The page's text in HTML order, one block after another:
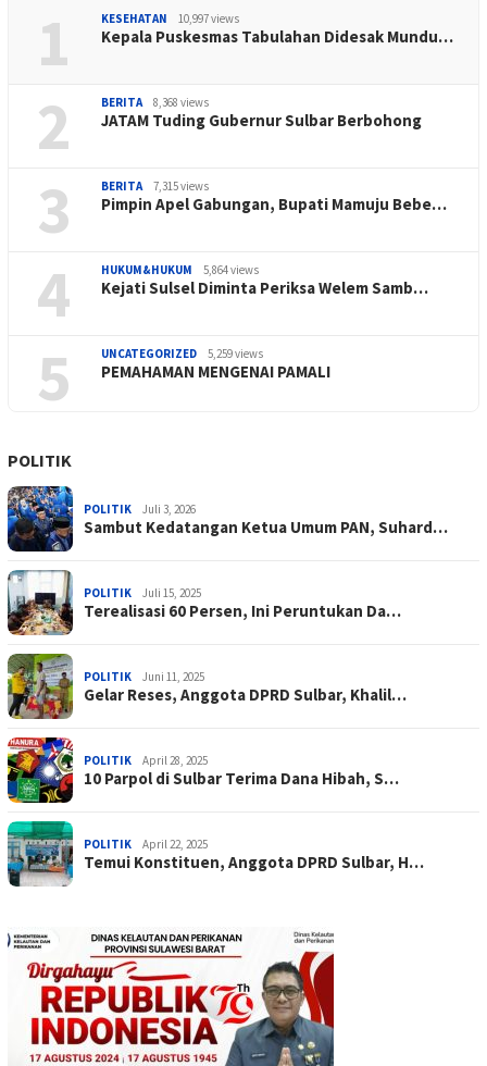
1 KESEHATAN 10,997 views
Kepala Puskesmas Tabulahan Didesak Mundu…
2 BERITA 8,368 views
JATAM Tuding Gubernur Sulbar Berbohong
3 BERITA 7,315 views
Pimpin Apel Gabungan, Bupati Mamuju Bebe…
4 HUKUM&HUKUM 5,864 views
Kejati Sulsel Diminta Periksa Welem Samb…
5 UNCATEGORIZED 5,259 views
PEMAHAMAN MENGENAI PAMALI
POLITIK
POLITIK Juli 3, 2026
Sambut Kedatangan Ketua Umum PAN, Suhard…
POLITIK Juli 15, 2025
Terealisasi 60 Persen, Ini Peruntukan Da…
POLITIK Juni 11, 2025
Gelar Reses, Anggota DPRD Sulbar, Khalil…
POLITIK April 28, 2025
10 Parpol di Sulbar Terima Dana Hibah, S…
POLITIK April 22, 2025
Temui Konstituen, Anggota DPRD Sulbar, H…